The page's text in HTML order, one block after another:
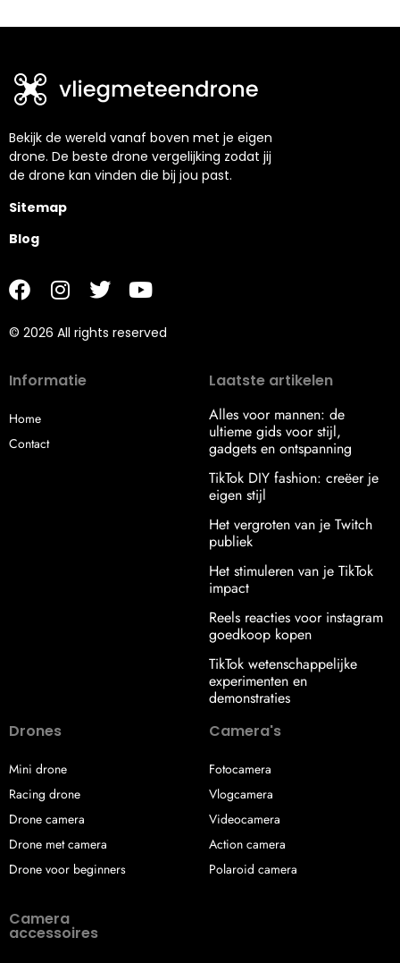
Bekijk de wereld vanaf boven met je eigen
drone. De beste drone vergelijking zodat jij
de drone kan vinden die bij jou past.
Sitemap
Blog
© 2026 All rights reserved
Informatie
Home
Contact
Laatste artikelen
Alles voor mannen: de
ultieme gids voor stijl,
gadgets en ontspanning
TikTok DIY fashion: creëer je
eigen stijl
Het vergroten van je Twitch
publiek
Het stimuleren van je TikTok
impact
Reels reacties voor instagram
goedkoop kopen
TikTok wetenschappelijke
experimenten en
demonstraties
Drones
Mini drone
Racing drone
Drone camera
Drone met camera
Drone voor beginners
Camera's
Fotocamera
Vlogcamera
Videocamera
Action camera
Polaroid camera
Camera
accessoires